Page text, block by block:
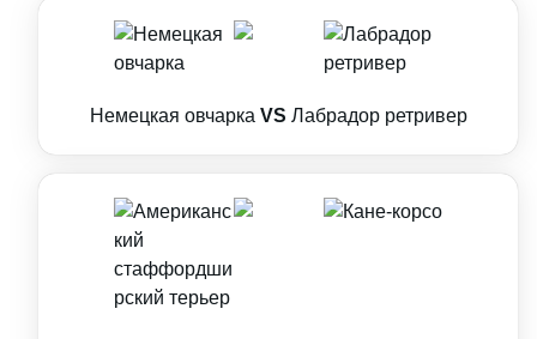
Немецкая овчарка VS Лабрадор ретривер